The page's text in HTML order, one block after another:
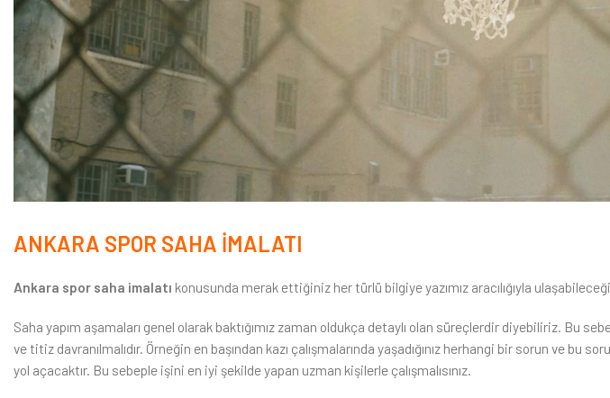
ANKARA SPOR SAHA İMALATI
Ankara spor saha imalatı konusunda merak ettiğiniz her türlü bilgiye yazımız aracılığıyla
Saha yapım aşamaları genel olarak baktığımız zaman oldukça detaylı olan süreçlerdir diyebiliriz. Bu
ve titiz davranılmalıdır. Örneğin en başından kazı çalışmalarında yaşadığınız herhangi bir sorun ve bu
yol açacaktır. Bu sebeple işini en iyi şekilde yapan uzman kişilerle çalışmalısınız.